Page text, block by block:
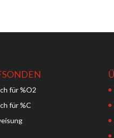
für %O2
für %C